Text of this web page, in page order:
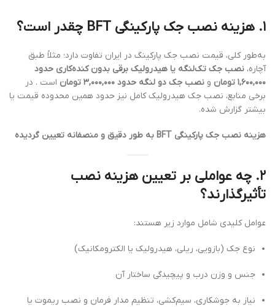
۱. هزینه نصب جک پارکینگی BFT چقدر است؟
به‌طور کلی، قیمت نصب جک پارکینگ در ایران تفاوت دارد؛ مثلاً طبق
آچاره، نصب جک تک‌لنگه یا هیدرولیک برقی بدون کنده‌کاری حدود
۱,۶۰۰,۰۰۰ تومان
و نصب جک دو لنگه حدود ۳,۰۰۰,۰۰۰ تومان
است . در
برخی منابع، نصب جک هیدرولیک کامل نیز حدود همین محدوده قیمت یا
بیشتر گزارش شده.
هزینه نصب جک پارکینگی BFT به طور دقیق و منصفانه تعیین گردیده
۲. چه عواملی بر تعیین هزینه نصب
تأثیرگذارند؟
عوامل کلیدی شامل موارد زیر هستند:
نوع جک (بازویی، ریلی، هیدرولیک یا الکترومکانیک)
جنس و وزن درب و پیچیدگی ساختار آن
نیاز به جوشکاری، سیم‌کشی، تنظیم مدار فرمان و نصب ریموت یا